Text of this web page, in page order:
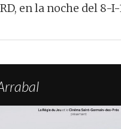
en la noche del 8-I-